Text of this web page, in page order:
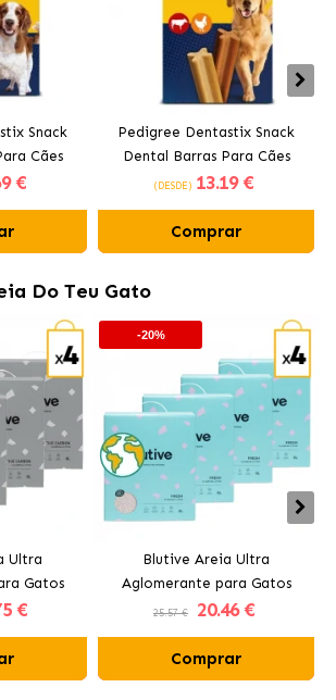
Snack
Cães
kg
€
Pedigree Dentastix Snack
Dental Barras Para Cães
Grandes +25 kg
(DESDE) 13.19 €
Comprar
Do Teu Gato
Ultra
Gatos
€
-20%
Blutive Areia Ultra
Aglomerante para Gatos
Aroma Fresh
25.57 € 20.46 €
Comprar